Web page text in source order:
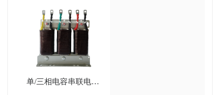
单/三相电容串联电抗